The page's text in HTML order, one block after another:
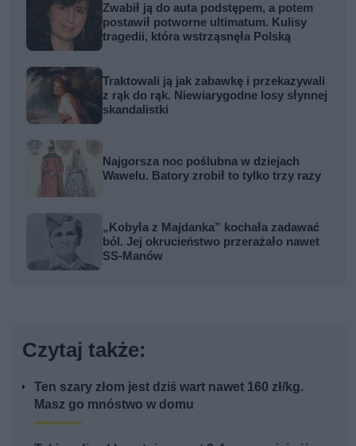
Zwabił ją do auta podstępem, a potem
postawił potworne ultimatum. Kulisy
tragedii, która wstrząsnęła Polską
Traktowali ją jak zabawkę i przekazywali
z rąk do rąk. Niewiarygodne losy słynnej
skandalistki
Najgorsza noc poślubna w dziejach
Wawelu. Batory zrobił to tylko trzy razy
„Kobyła z Majdanka” kochała zadawać
ból. Jej okrucieństwo przerażało nawet
SS-Manów
Czytaj także:
Ten szary złom jest dziś wart nawet 160 zł/kg.
Masz go mnóstwo w domu